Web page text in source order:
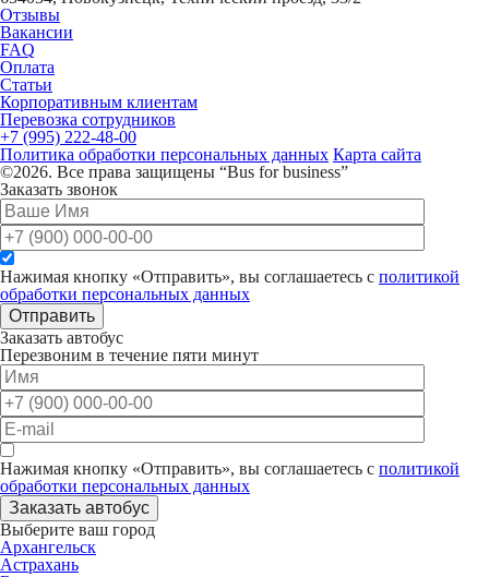
Отзывы
Вакансии
FAQ
Оплата
Статьи
Корпоративным клиентам
Перевозка сотрудников
+7 (995) 222-48-00
Политика обработки персональных данных Карта сайта
©2026. Все права защищены “Bus for business”
Заказать звонок
Нажимая кнопку «Отправить», вы соглашаетесь с политикой
обработки персональных данных
Отправить
Заказать автобус
Перезвоним в течение пяти минут
Нажимая кнопку «Отправить», вы соглашаетесь с политикой
обработки персональных данных
Заказать автобус
Выберите ваш город
Архангельск
Астрахань